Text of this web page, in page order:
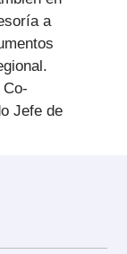
a
Jefe de